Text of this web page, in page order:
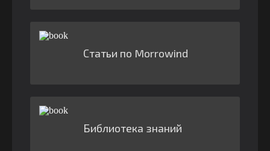
Статьи по Morrowind
Библиотека знаний